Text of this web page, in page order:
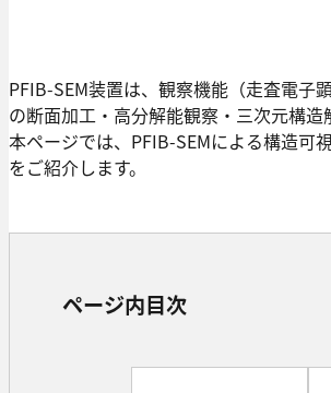
PFIB-SEM装置は、観察機能（走査電子
の断面加工・高分解能観察・三次元構造
本ページでは、PFIB-SEMによる構造可
をご紹介します。
ページ内目次